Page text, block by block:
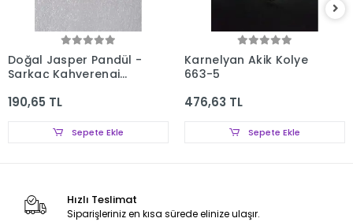
Doğal Jasper Pandül -
Sarkaç Kahverengi
190,65 TL
Sepete Ekle
Karnelyan Akik Kolye
663-5
476,63 TL
Sepete Ekle
Hızlı Teslimat
Siparişleriniz en kısa sürede elinize ulaşır.